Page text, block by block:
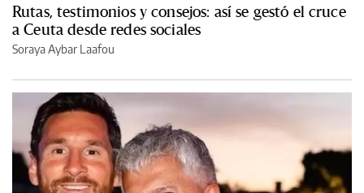
Rutas, testimonios y consejos: así se gestó el cruce
a Ceuta desde redes sociales
Soraya Aybar Laafou